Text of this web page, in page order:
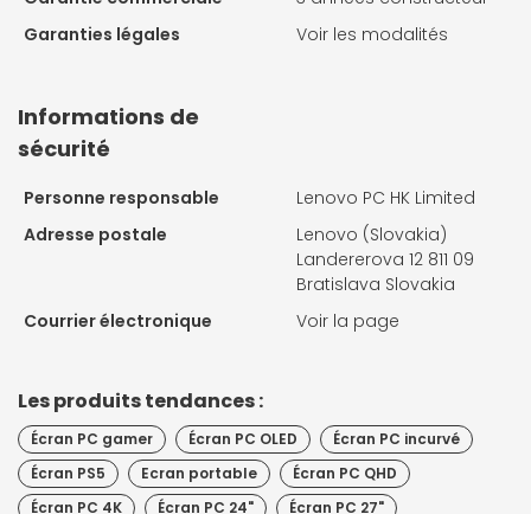
Garanties légales
Voir les modalités
Informations de
sécurité
Personne responsable
Lenovo PC HK Limited
Adresse postale
Lenovo (Slovakia)
Landererova 12 811 09
Bratislava Slovakia
Courrier électronique
Voir la page
Les produits tendances :
Écran PC gamer Écran PC OLED
Écran PC incurvé
Écran PS5
Ecran portable
Écran PC QHD
Écran PC 4K
Écran PC 24" Écran PC 27"